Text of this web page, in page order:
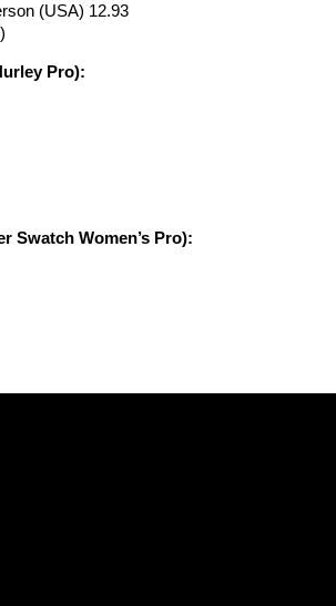
(USA) 12.93
Pro):
Swatch Women’s Pro):